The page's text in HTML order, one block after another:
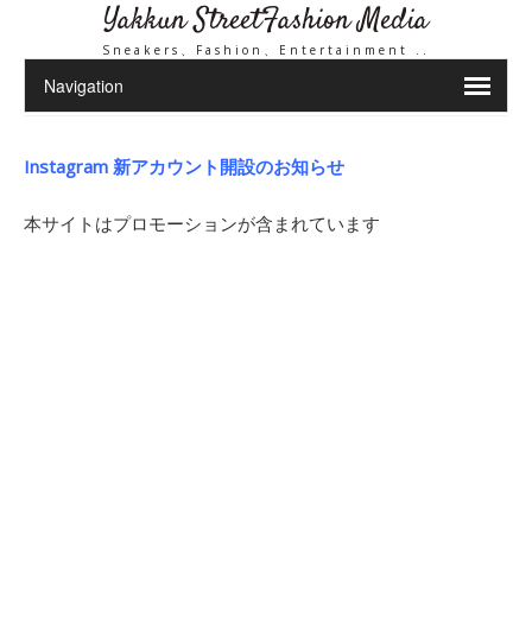
Yakkun StreetFashion Media
Sneakers、Fashion、Entertainment ..
Instagram 新アカウント開設のお知らせ
本サイトはプロモーションが含まれています